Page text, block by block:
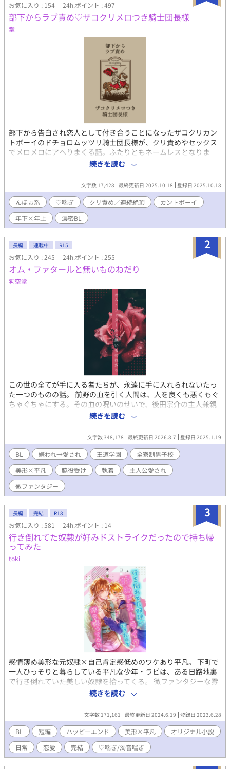
お気に入り : 154 24h.ポイント : 497
部下からラブ責め♡ザコクリメロつき騎士団長様
掌
部下から告白され恋人として付き合うことになったザコクリカン
トボーイのドチョロムッツリ騎士団長様が、クリ責めやセックス
でメロメロにアヘりまくる話。ふたりともネームレスとなりま
す。 世界観的には微ファンタジーですが、ほぼスケベしかしてい
ないのであまり設定には活かされていません。騎士団長様の性格
含め、ゆるめでおバカなあほえろとしてお楽しみください！ ・
web拍手 http://bit.ly/38kXFb0 ・X垢
https://twitter.com/show1write
続きを読む
文字数 17,428 最終更新日 2025.10.18 登録日 2025.10.18
んほぉ系 ♡喘ぎ クリ責め／連続絶頂
カントボーイ
年下×年上
濃密BL
2
長編 連載中 R15
お気に入り : 245 24h.ポイント : 255
オム・ファタールと無いものねだり
狗空堂
この世の全てが手に入る者たちが、永遠に手に入れられないたっ
た一つのものの話。 前野の血を引く人間は、人を良くも悪くもぐ
ちゃぐちゃにする。その血の呪いのせいで、後田宗介の主人兼親
友である前野篤志はトラブルに巻き込まれてばかり。 この度編入
した金持ち全寮制の男子校では、学園を牽引する眉目秀麗で優秀
な生徒ばかり惹きつけて学内風紀を乱す日々。どうやら篤志の一
挙手一投足は『大衆に求められすぎる』天才たちの心に刺さって
抜けないらしい。 天才たちは蟻の如く篤志に群がるし、それを快
く思わない天才たちのファンからはやっかみを買うし、でも主人
は毎日能天気だし。 そんな主人を全てのものから護る為、今日も
宗介は全方向に噛み付きながら学生生活を奔走する。 これは、天
才の影に隠れたとるに足らない凡人が、凡人なりに走り続けて少
参加しています。応援していただけると嬉しいです。 ※王道学園
の脇役受け。 ※主人公は従者の方です。 ※序盤は主人の方が大勢
に好かれています。 ※嫌われ(?)→愛されですが、全員が従者を愛
すわけではありません。 ※呪いとかが平然と存在しているので若
干ファンタジーです。 ※pixivでも掲載しています。 色々と初めて
なので、至らぬ点がありましたらご指摘いただけますと幸いで
す。 いいねやコメントは頂けましたら嬉しくて踊ります。
続きを読む
文字数 348,178 最終更新日 2026.8.7 登録日 2025.1.19
BL 嫌われ→愛され 王道学園
全寮制男子校
美形×平凡
脇役受け 執着
主人公愛され
微ファンタジー
3
長編 完結 R18
お気に入り : 581 24h.ポイント : 14
行き倒れてた奴隷が好みドストライクだったので持ち帰
ってみた
toki
感情薄め美形な元奴隷×自己肯定感低めのワケあり平凡。 下町で
一人ひっそりと暮らしている平凡な少年・ラビは、ある日路地裏
で行き倒れていた美しい奴隷を拾ってくる。 微ファンタジーな雰
囲気（雰囲気だけ）の甘々溺愛ハッピーエンドBLです。基本一話
完結。 ※♡喘ぎ、濁点喘ぎあり。 pixiv/ムーンライトノベルズで
も同タイトルで投稿しています。 もしよろしければ感想などいた
だけましたら大変励みになります✿ 感想(匿名)➡
https://odaibako.net/u/toki_doki_ Twitter➡
https://twitter.com/toki_doki109 表紙イラスト：彩鳥りと様
続きを読む
文字数 171,161 最終更新日 2024.6.19 登録日 2023.6.28
BL 短編 ハッピーエンド 美形×平凡
オリジナル小説
日常
恋愛 完結 ♡喘ぎ/濁音喘ぎ